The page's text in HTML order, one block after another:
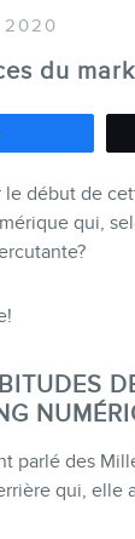
2020
du
le début de
qui,
parlé des
qui, elle